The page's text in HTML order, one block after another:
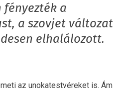
fényezték a
a szovjet változat
elhalálozott.
az unokatestvéreket is. Ám